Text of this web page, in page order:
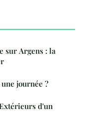
sur Argens : la
journée ?
d'un